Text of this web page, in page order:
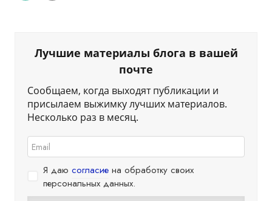
Лучшие материалы блога в вашей
почте
Сообщаем, когда выходят публикации и
присылаем выжимку лучших материалов.
Несколько раз в месяц.
Я даю согласие на обработку своих
персональных данных.